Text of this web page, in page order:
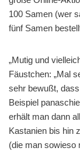
100 Samen (wer
fünf Samen
„Mutig und
Fäustchen: „Mal
sehr bewußt,
Beispiel
erhält man dann
Kastanien bis hin
(die man sowieso